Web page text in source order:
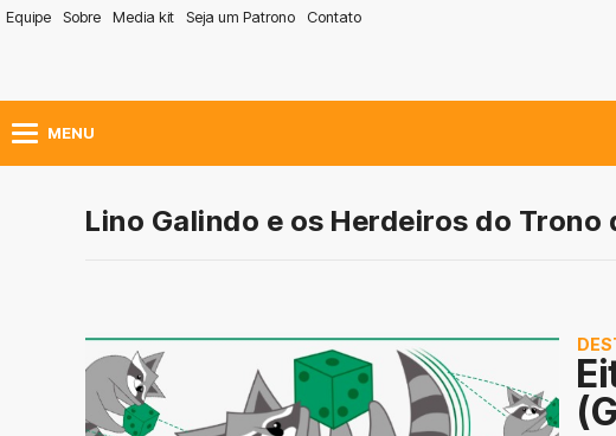
Equipe Sobre Media kit Seja um Patrono Contato
MENU
Lino Galindo e os Herdeiros do Trono